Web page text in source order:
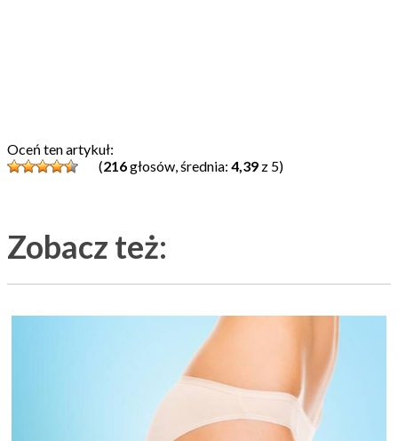
Oceń ten artykuł:
(216głosów, średnia: 4,39 z 5)
Zobacz też: